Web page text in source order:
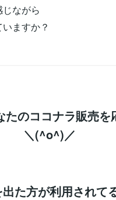
ながら
ますか？
のココナラ販売を
＼(^o^)／
た方が利用されて